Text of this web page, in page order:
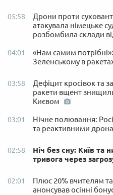
05:58
Дрони проти
атакувала німецьке
розбомбила склади
04:01
«Нам самим
Зеленському в
03:58
Дефіцит кросівок та
ракети вщент
Києвом
03:01
Нічне полювання:
та реактивними
02:58
Ніч без сну: Київ та
тривога через
02:01
Плюс 20% вчителям та
анонсував осінні